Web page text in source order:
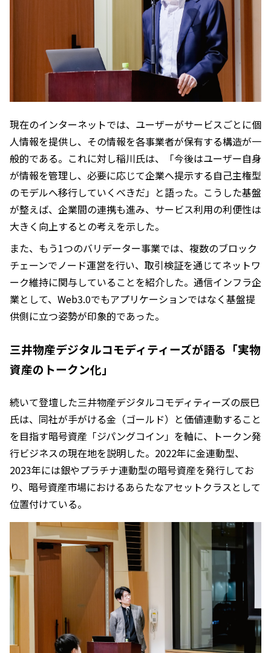
現在のインターネットでは、ユーザーがサービスごとに個
人情報を提供し、その情報を各事業者が保有する構造が一
般的である。これに対し稲川氏は、「今後はユーザー自身
が情報を管理し、必要に応じて企業へ提示する自己主権型
のモデルへ移行していくべきだ」と語った。こうした基盤
が整えば、企業間の連携も進み、サービス利用の利便性は
大きく向上するとの考えを示した。
また、もう1つのバリデーター事業では、複数のブロック
チェーンでノード運営を行い、取引検証を通じてネットワ
ーク維持に関与していることを紹介した。通信インフラ企
業として、Web3.0でもアプリケーションではなく基盤提
供側に立つ姿勢が印象的であった。
三井物産デジタルコモディティーズが語る「実物
資産のトークン化」
続いて登壇した三井物産デジタルコモディティーズの辰巳
氏は、同社が手がける金（ゴールド）と価値連動すること
を目指す暗号資産「ジパングコイン」を軸に、トークン発
行ビジネスの現在地を説明した。2022年に金連動型、
2023年には銀やプラチナ連動型の暗号資産を発行してお
り、暗号資産市場におけるあらたなアセットクラスとして
位置付けている。